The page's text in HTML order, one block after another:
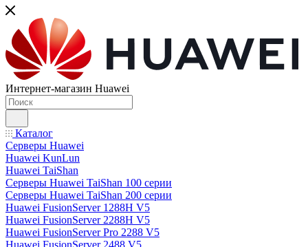
Интернет-магазин Huawei
Каталог
Серверы Huawei
Huawei KunLun
Huawei TaiShan
Серверы Huawei TaiShan 100 серии
Серверы Huawei TaiShan 200 серии
Huawei FusionServer 1288H V5
Huawei FusionServer 2288H V5
Huawei FusionServer Pro 2288 V5
Huawei FusionServer 2488 V5